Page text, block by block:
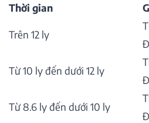
Thời gian
Trên 12 ly
Từ 10 ly đến dưới 12 ly
Từ 8.6 ly đến dưới 10 ly